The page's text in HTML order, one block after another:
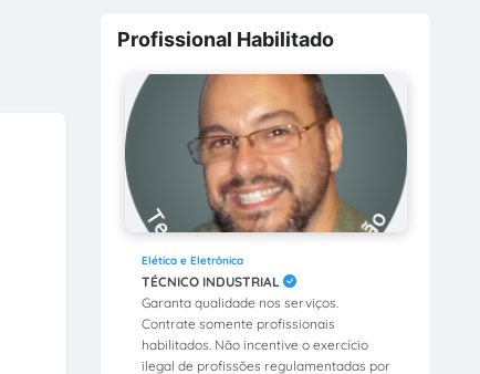
Profissional Habilitado
Elética e Eletrônica
TÉCNICO INDUSTRIAL
Garanta qualidade nos serviços.
Contrate somente profissionais
habilitados. Não incentive o exercício
ilegal de profissões regulamentadas por